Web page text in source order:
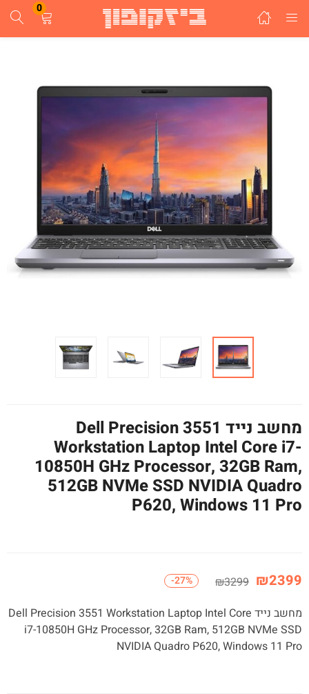
0
התחבר
הזן שם משתמש וסיסמא ע"מ להתחבר.
זכור אותי
התחבר
שכחת סיסמא?
מחשב נייד Dell Precision 3551
Workstation Laptop Intel Core i7-
10850H GHz Processor, 32GB Ram,
512GB NVMe SSD NVIDIA Quadro
P620, Windows 11 Pro
₪2399
₪3299
-27%
מחשב נייד Dell Precision 3551 Workstation Laptop Intel Core
i7-10850H GHz Processor, 32GB Ram, 512GB NVMe SSD
NVIDIA Quadro P620, Windows 11 Pro